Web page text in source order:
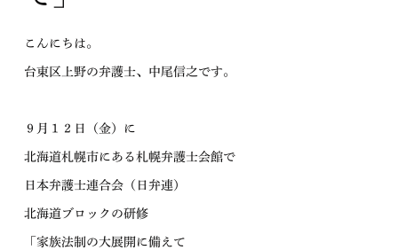
こんにちは。
台東区上野の弁護士、中尾信之です。
９月１２日（金）に
北海道札幌市にある札幌弁護士会館で
日本弁護士連合会（日弁連）
北海道ブロックの研修
「家族法制の大展開に備えて